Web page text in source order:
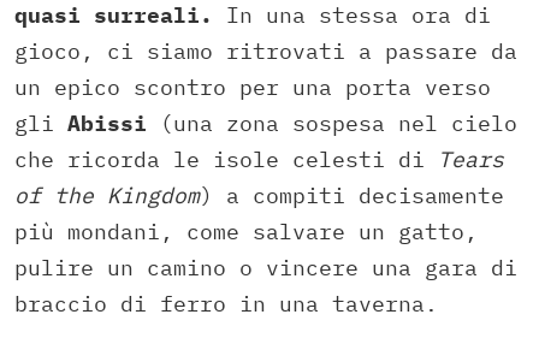
quasi surreali.
In una stessa ora di
gioco, ci siamo ritrovati a passare da
un epico scontro per una porta verso
gli Abissi (una zona sospesa nel cielo
che ricorda le isole celesti di
Tears
of the Kingdom) a compiti decisamente
più mondani, come salvare un gatto,
pulire un camino o vincere una gara di
braccio di ferro in una taverna.